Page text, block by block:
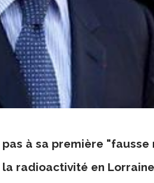
à sa première
radioactivité en